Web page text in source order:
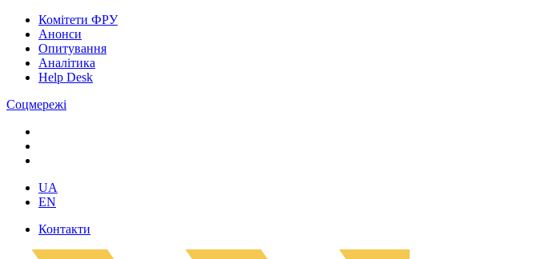
Комітети ФРУ
Анонси
Опитування
Аналітика
Help Desk
Соцмережі
UA
EN
Контакти